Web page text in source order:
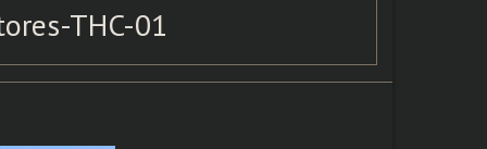
THC-01